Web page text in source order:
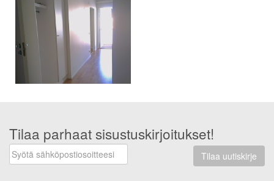
Tilaa parhaat sisustuskirjoitukset!
Tilaa uutiskirje